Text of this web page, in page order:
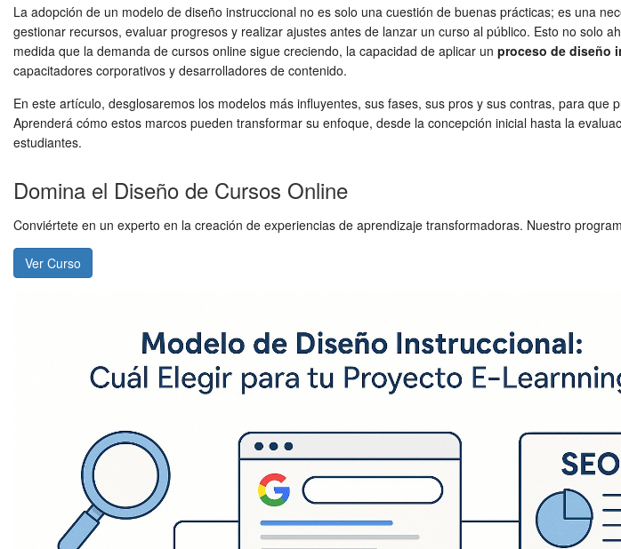
La adopción de un modelo de diseño instruccional no es solo una cuestión de buenas prácticas; es una
gestionar recursos, evaluar progresos y realizar ajustes antes de lanzar un curso al público. Esto no solo
medida que la demanda de cursos online sigue creciendo, la capacidad de aplicar un proceso de diseño
capacitadores corporativos y desarrolladores de contenido.
En este artículo, desglosaremos los modelos más influyentes, sus fases, sus pros y sus contras, para
Aprenderá cómo estos marcos pueden transformar su enfoque, desde la concepción inicial hasta la
estudiantes.
Domina el Diseño de Cursos Online
Conviértete en un experto en la creación de experiencias de aprendizaje transformadoras. Nuestro
Ver Curso